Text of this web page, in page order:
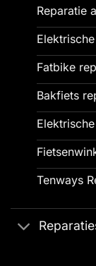
Reparatie
Fatbike
Bakfiets
Tenways